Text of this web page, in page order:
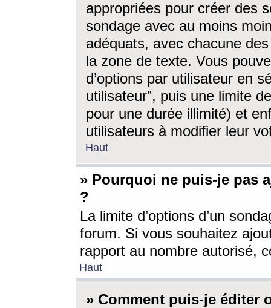
appropriées pour créer des
sondage avec au moins
adéquats, avec chacune
la zone de texte. Vous
d’options par utilisateur en
utilisateur”, puis une limite
pour une durée illimité) et
utilisateurs à modifier leur
Haut
» Pourquoi ne puis-je pas
?
La limite d’options d’un
forum. Si vous souhaitez
rapport au nombre autorisé,
Haut
» Comment puis-je éditer